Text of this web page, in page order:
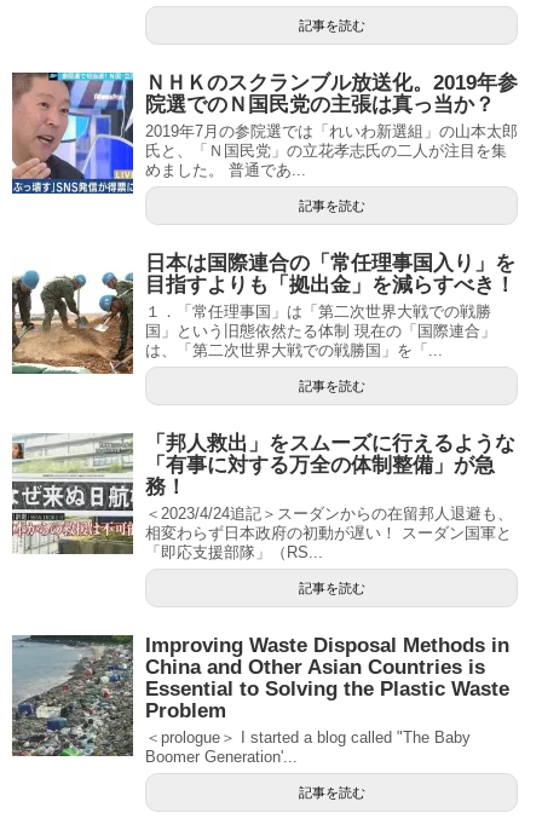
記事を読む
ＮＨＫのスクランブル放送化。2019年参
院選でのＮ国民党の主張は真っ当か？
2019年7月の参院選では「れいわ新選組」の山本太郎
氏と、「Ｎ国民党」の立花孝志氏の二人が注目を集
めました。 普通であ...
記事を読む
日本は国際連合の「常任理事国入り」を
目指すよりも「拠出金」を減らすべき！
１．「常任理事国」は「第二次世界大戦での戦勝
国」という旧態依然たる体制 現在の「国際連合」
は、「第二次世界大戦での戦勝国」を「...
記事を読む
「邦人救出」をスムーズに行えるような
「有事に対する万全の体制整備」が急
務！
＜2023/4/24追記＞スーダンからの在留邦人退避も、
相変わらず日本政府の初動が遅い！ スーダン国軍と
「即応支援部隊」（RS...
記事を読む
Improving Waste Disposal Methods in
China and Other Asian Countries is
Essential to Solving the Plastic Waste
Problem
＜prologue＞ I started a blog called "The Baby
Boomer Generation'...
記事を読む